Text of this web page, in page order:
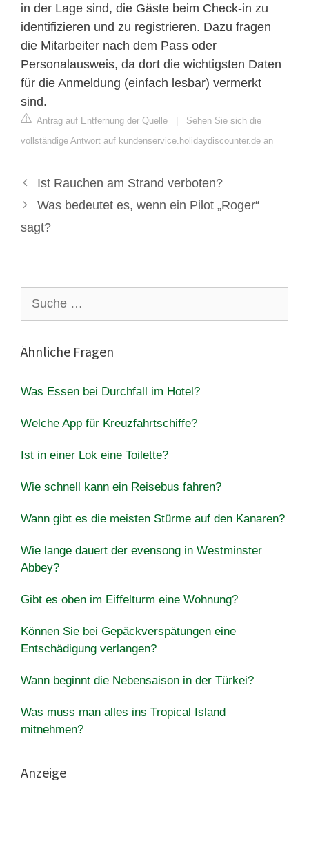
in der Lage sind, die Gäste beim Check-in zu
identifizieren und zu registrieren. Dazu fragen
die Mitarbeiter nach dem Pass oder
Personalausweis, da dort die wichtigsten Daten
für die Anmeldung (einfach lesbar) vermerkt
sind.
Antrag auf Entfernung der Quelle | Sehen Sie sich die
vollständige Antwort auf kundenservice.holidaydiscounter.de an
Ist Rauchen am Strand verboten?
Was bedeutet es, wenn ein Pilot „Roger“
sagt?
nach:
Ähnliche Fragen
Was Essen bei Durchfall im Hotel?
Welche App für Kreuzfahrtschiffe?
Ist in einer Lok eine Toilette?
Wie schnell kann ein Reisebus fahren?
Wann gibt es die meisten Stürme auf den Kanaren?
Wie lange dauert der evensong in Westminster
Abbey?
Gibt es oben im Eiffelturm eine Wohnung?
Können Sie bei Gepäckverspätungen eine
Entschädigung verlangen?
Wann beginnt die Nebensaison in der Türkei?
Was muss man alles ins Tropical Island
mitnehmen?
Anzeige